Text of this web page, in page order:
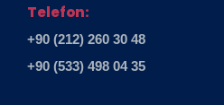
Telefon:
+90 (212) 260 30 48
+90 (533) 498 04 35